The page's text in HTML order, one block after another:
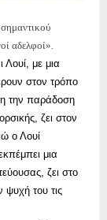
αδελφοί».
Λουί, με μια
στον τρόπο
την παράδοση
ζει στον
ο Λουί
μια
ζει στο
του τις